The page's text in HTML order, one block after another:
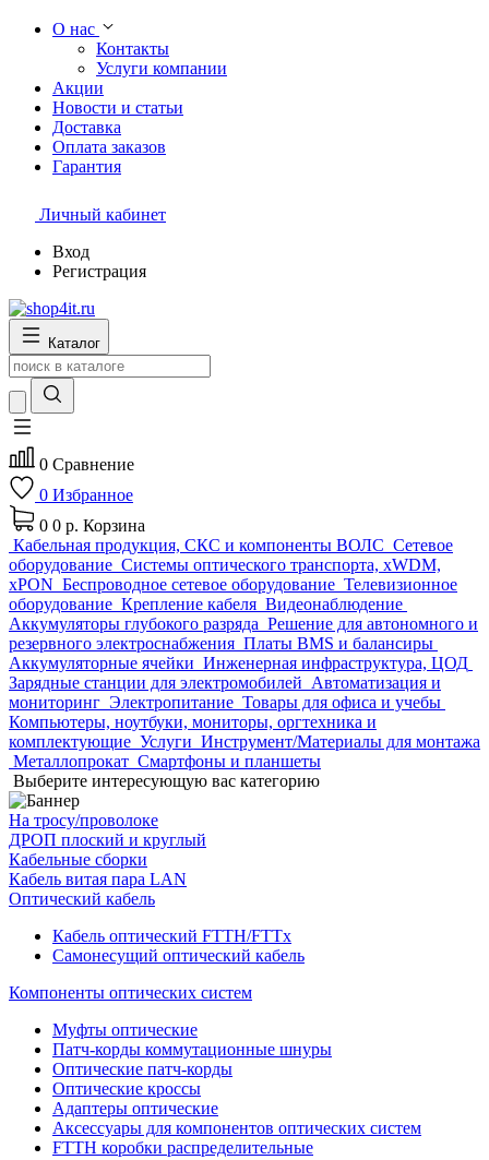
О нас
Контакты
Услуги компании
Акции
Новости и статьи
Доставка
Оплата заказов
Гарантия
Личный кабинет
Вход
Регистрация
Каталог
0 Сравнение
0 Избранное
0 0 р. Корзина
Кабельная продукция, СКС и компоненты ВОЛС Сетевое
оборудование Системы оптического транспорта, xWDM,
xPON Беспроводное сетевое оборудование Телевизионное
оборудование Крепление кабеля Видеонаблюдение
Аккумуляторы глубокого разряда Решение для автономного и
резервного электроснабжения Платы BMS и балансиры
Аккумуляторные ячейки Инженерная инфраструктура, ЦОД
Зарядные станции для электромобилей Автоматизация и
мониторинг Электропитание Товары для офиса и учебы
Компьютеры, ноутбуки, мониторы, оргтехника и
комплектующие Услуги Инструмент/Материалы для монтажа
Металлопрокат Смартфоны и планшеты
Выберите интересующую вас категорию
На тросу/проволоке
ДРОП плоский и круглый
Кабельные сборки
Кабель витая пара LAN
Оптический кабель
Кабель оптический FTTH/FTTx
Самонесущий оптический кабель
Компоненты оптических систем
Муфты оптические
Патч-корды коммутационные шнуры
Оптические патч-корды
Оптические кроссы
Адаптеры оптические
Аксессуары для компонентов оптических систем
FTTH коробки распределительные